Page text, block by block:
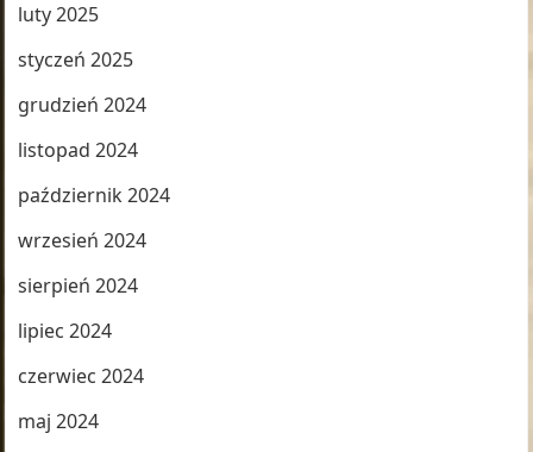
luty 2025
styczeń 2025
grudzień 2024
listopad 2024
październik 2024
wrzesień 2024
sierpień 2024
lipiec 2024
czerwiec 2024
maj 2024